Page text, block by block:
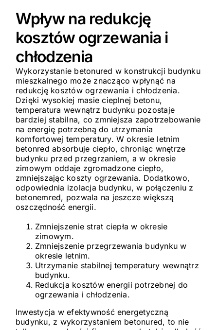
Wpływ na redukcję
kosztów ogrzewania i
chłodzenia
Wykorzystanie betonured w konstrukcji budynku
mieszkalnego może znacząco wpłynąć na
redukcję kosztów ogrzewania i chłodzenia.
Dzięki wysokiej masie cieplnej betonu,
temperatura wewnątrz budynku pozostaje
bardziej stabilna, co zmniejsza zapotrzebowanie
na energię potrzebną do utrzymania
komfortowej temperatury. W okresie letnim
betonred absorbuje ciepło, chroniąc wnętrze
budynku przed przegrzaniem, a w okresie
zimowym oddaje zgromadzone ciepło,
zmniejszając koszty ogrzewania. Dodatkowo,
odpowiednia izolacja budynku, w połączeniu z
betonemred, pozwala na jeszcze większą
oszczędność energii.
Zmniejszenie strat ciepła w okresie
zimowym.
Zmniejszenie przegrzewania budynku w
okresie letnim.
Utrzymanie stabilnej temperatury wewnątrz
budynku.
Redukcja kosztów energii potrzebnej do
ogrzewania i chłodzenia.
Inwestycja w efektywność energetyczną
budynku, z wykorzystaniem betonured, to nie